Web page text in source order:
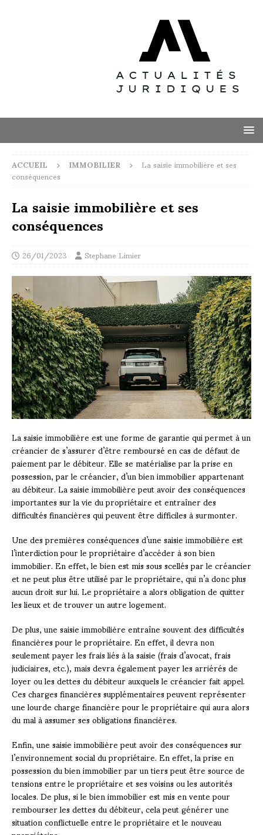
ACCUEIL IMMOBILIER La saisie immobilière et ses
conséquences
La saisie immobilière et ses
conséquences
26/01/2023 Stephane Limier
La saisie immobilière est une forme de garantie qui permet à un
créancier de s’assurer d’être remboursé en cas de défaut de
paiement par le débiteur. Elle se matérialise par la prise en
possession, par le créancier, d’un bien immobilier appartenant
au débiteur. La saisie immobilière peut avoir des conséquences
importantes sur la vie du propriétaire et entraîner des
difficultés financières qui peuvent être difficiles à surmonter.
Une des premières conséquences d’une saisie immobilière est
l’interdiction pour le propriétaire d’accéder à son bien
immobilier. En effet, le bien est mis sous scellés par le créancier
et ne peut plus être utilisé par le propriétaire, qui n’a donc plus
aucun droit sur lui. Le propriétaire a alors obligation de quitter
les lieux et de trouver un autre logement.
De plus, une saisie immobilière entraîne souvent des difficultés
financières pour le propriétaire. En effet, il devra non
seulement payer les frais liés à la saisie (frais d’avocat, frais
judiciaires, etc.), mais devra également payer les arriérés de
loyer ou les dettes du débiteur auxquels le créancier fait appel.
Ces charges financières supplémentaires peuvent représenter
une lourde charge financière pour le propriétaire qui aura alors
du mal à assumer ses obligations financières.
Enfin, une saisie immobilière peut avoir des conséquences sur
l’environnement social du propriétaire. En effet, la prise en
possession du bien immobilier par un tiers peut être source de
tensions entre le propriétaire et ses voisins ou les autorités
locales. De plus, si le bien immobilier est mis en vente pour
rembourser les dettes du débiteur, cela peut générer une
situation conflictuelle entre le propriétaire et le nouveau